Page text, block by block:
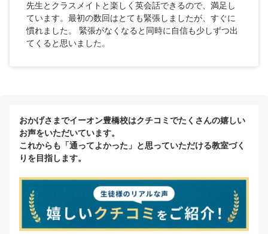
先生とクラスメイトと楽しく英会話できるので、満足し
ています。最初の数回はとても緊張しましたが、すぐに
慣れました。 緊張がなくなると同時に自信も少しずつ出
てくると思いました。
おかげさまでイーオン豊橋校はクチコミでたくさんの嬉しい
お声をいただいています。
これからも「通ってよかった」と思っていただける教室づく
りを目指します。